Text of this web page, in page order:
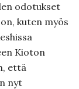
odotukset
kuten myös
Kioton
että
nyt